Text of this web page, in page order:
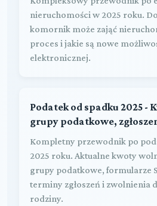
nieruchomości w 2025 roku.
komornik może zająć
proces i jakie są nowe
elektronicznej.
Podatek od spadku 2025 -
grupy podatkowe,
Kompletny przewodnik po
2025 roku. Aktualne kwoty
grupy podatkowe, formularze
terminy zgłoszeń i zwolnienia
rodziny.